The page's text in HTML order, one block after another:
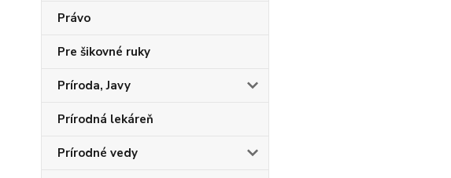
Právo
Pre šikovné ruky
Príroda, Javy
Prírodná lekáreň
Prírodné vedy